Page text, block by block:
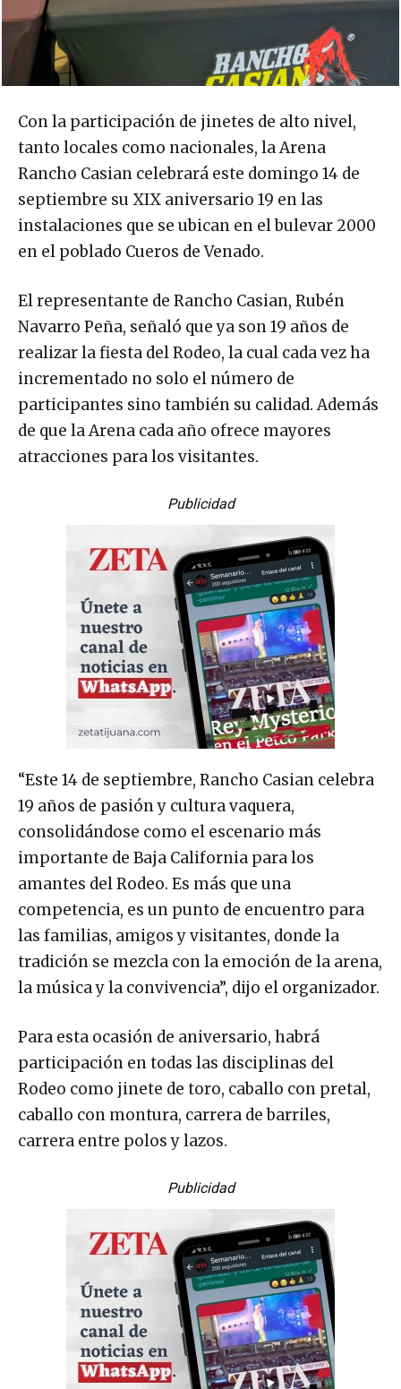
Con la participación de jinetes de alto nivel,
tanto locales como nacionales, la Arena
Rancho Casian celebrará este domingo 14 de
septiembre su XIX aniversario 19 en las
instalaciones que se ubican en el bulevar 2000
en el poblado Cueros de Venado.
El representante de Rancho Casian, Rubén
Navarro Peña, señaló que ya son 19 años de
realizar la fiesta del Rodeo, la cual cada vez ha
incrementado no solo el número de
participantes sino también su calidad. Además
de que la Arena cada año ofrece mayores
atracciones para los visitantes.
Publicidad
“Este 14 de septiembre, Rancho Casian celebra
19 años de pasión y cultura vaquera,
consolidándose como el escenario más
importante de Baja California para los
amantes del Rodeo. Es más que una
competencia, es un punto de encuentro para
las familias, amigos y visitantes, donde la
tradición se mezcla con la emoción de la arena,
la música y la convivencia”, dijo el organizador.
Para esta ocasión de aniversario, habrá
participación en todas las disciplinas del
Rodeo como jinete de toro, caballo con pretal,
caballo con montura, carrera de barriles,
carrera entre polos y lazos.
Publicidad